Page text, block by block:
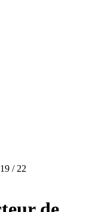
19 / 22